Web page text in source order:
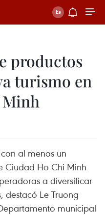
productos
turismo en
al menos un
Ciudad Ho Chi Minh
a diversificar
destacó Le Truong
municipal